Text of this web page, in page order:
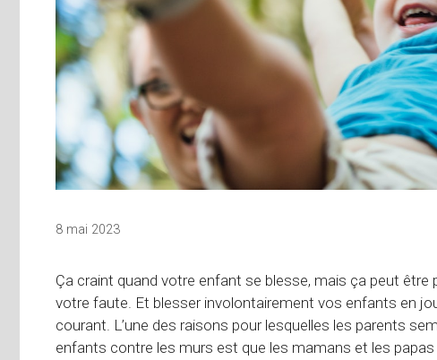
8 mai 2023
Ça craint quand votre enfant se blesse, mais ça peut être
votre faute. Et blesser involontairement vos enfants en
courant. L’une des raisons pour lesquelles les parents
enfants contre les murs est que les mamans et les